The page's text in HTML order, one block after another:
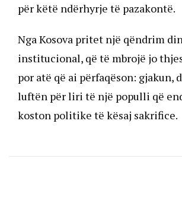
për këtë ndërhyrje të pazakontë.
Nga Kosova pritet një qëndrim
institucional, që të mbrojë jo
por atë që ai përfaqëson:
luftën për liri të një populli që
koston politike të kësaj sakrifice.